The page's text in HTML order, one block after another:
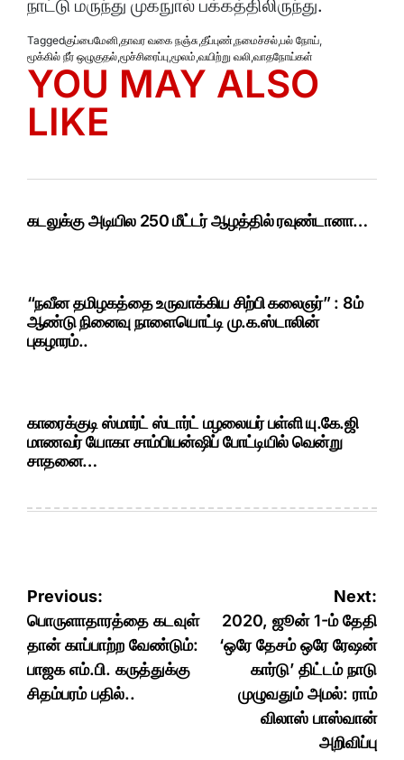
நாட்டு மருந்து முகநுால் பக்கத்திலிருந்து.
Taggedகுப்பைமேனி,தாவர வகை நஞ்சு,தீப்புண்,நமைச்சல்,பல் நோய்,
மூக்கில் நீர் ஒழுகுதல்,மூச்சிரைப்பு,மூலம்,வயிற்று வலி,வாதநோய்கள்
YOU MAY ALSO
LIKE
கடலுக்கு அடியில 250 மீட்டர் ஆழத்தில் ரவுண்டானா…
“நவீன தமிழகத்தை உருவாக்கிய சிற்பி கலைஞர்” : 8ம்
ஆண்டு நினைவு நாளையொட்டி மு.க.ஸ்டாலின்
புகழாரம்..
காரைக்குடி ஸ்மார்ட் ஸ்டார்ட் மழலையர் பள்ளி யு.கே.ஜி
மாணவர் யோகா சாம்பியன்ஷிப் போட்டியில் வென்று
சாதனை…
Post
navigation
Previous:
பொருளாதாரத்தை கடவுள்
தான் காப்பாற்ற வேண்டும்:
பாஜக எம்.பி. கருத்துக்கு
சிதம்பரம் பதில்..
Next:
2020, ஜூன் 1-ம் தேதி
‘ஒரே தேசம் ஒரே ரேஷன்
கார்டு’ திட்டம் நாடு
முழுவதும் அமல்: ராம்
விலாஸ் பாஸ்வான்
அறிவிப்பு